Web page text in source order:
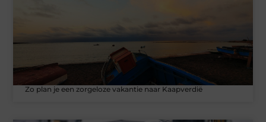
Zo plan je een zorgeloze vakantie naar Kaapverdië